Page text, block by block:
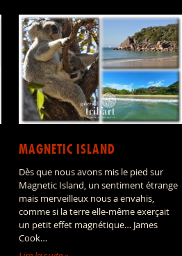
MAGNETIC ISLAND
Dès que nous avons mis le pied sur
Magnetic Island, un sentiment étrange
mais merveilleux nous a envahis,
comme si la terre elle-même exerçait
un petit effet magnétique… James
Cook…